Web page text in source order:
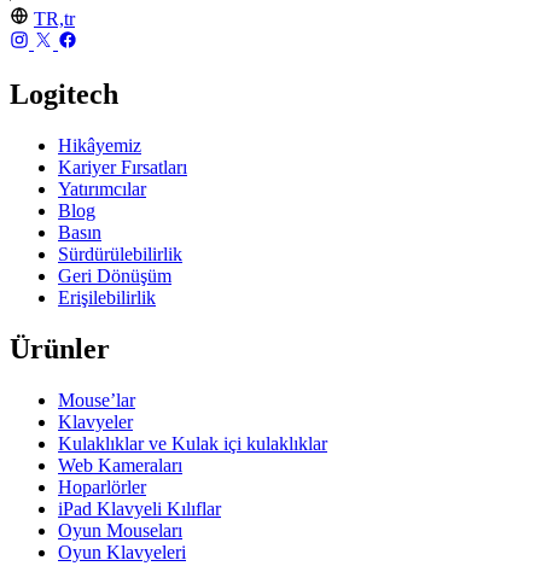
TR,tr
Logitech
Hikâyemiz
Kariyer Fırsatları
Yatırımcılar
Blog
Basın
Sürdürülebilirlik
Geri Dönüşüm
Erişilebilirlik
Ürünler
Mouse’lar
Klavyeler
Kulaklıklar ve Kulak içi kulaklıklar
Web Kameraları
Hoparlörler
iPad Klavyeli Kılıflar
Oyun Mouseları
Oyun Klavyeleri